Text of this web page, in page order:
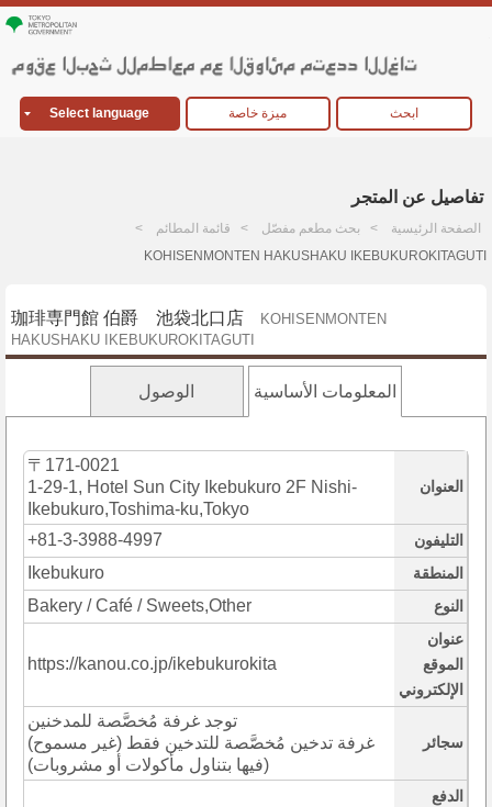
Select language ميزة خاصة ابحث
تفاصيل عن المتجر
الصفحة الرئيسية بحث مطعم مفصّل
قائمة المطائم
KOHISENMONTEN HAKUSHAKU IKEBUKUROKITAGUTI
珈琲専門館 伯爵 池袋北口店
KOHISENMONTEN
HAKUSHAKU IKEBUKUROKITAGUTI
المعلومات الأساسية الوصول
العنوان
〒171-0021
1-29-1, Hotel Sun City Ikebukuro 2F Nishi-
Ikebukuro,Toshima-ku,Tokyo
التليفون +81-3-3988-4997
المنطقة Ikebukuro
النوع Bakery / Café / Sweets,Other
عنوان
الموقع
الإلكتروني
https://kanou.co.jp/ikebukurokita
سجائر
توجد غرفة مُخصَّصة للمدخنين
(غرفة تدخين مُخصَّصة للتدخين فقط (غير مسموح
فيها بتناول مأكولات أو مشروبات))
الدفع